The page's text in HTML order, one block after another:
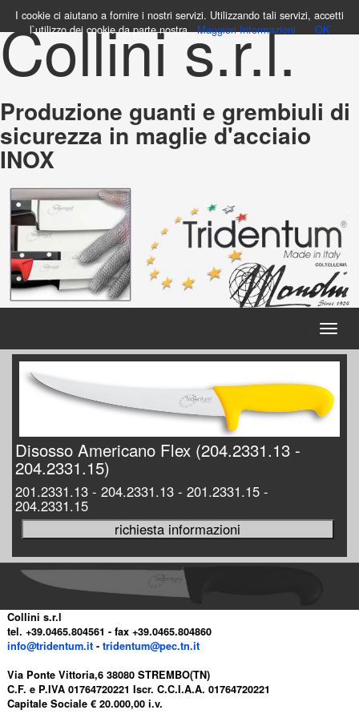
Collini s.r.l.
Produzione guanti e grembiuli di
sicurezza in maglie d'acciaio
INOX
Disosso Americano Flex (204.2331.13 -
204.2331.15)
201.2331.13 - 204.2331.13 - 201.2331.15 -
204.2331.15
Collini s.r.l
tel. +39.0465.804561 - fax +39.0465.804860
info@tridentum.it- tridentum@pec.tn.it
Via Ponte Vittoria,6 38080 STREMBO(TN)
C.F. e P.IVA 01764720221 Iscr. C.C.I.A.A. 01764720221
Capitale Sociale € 20.000,00 i.v.
I cookie ci aiutano a fornire i nostri servizi. Utilizzando tali servizi, accetti
l`utilizzo dei cookie da parte nostra. Maggiori Informazioni OK